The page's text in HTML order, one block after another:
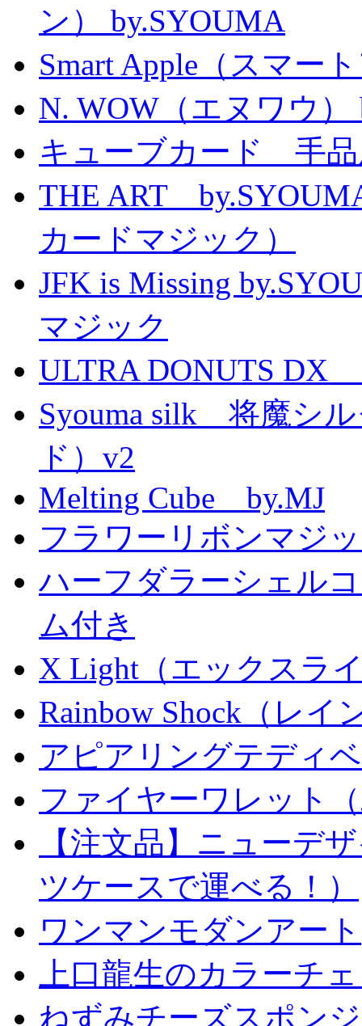
ン） by.SYOUMA
Smart Apple（スマー
N. WOW（エヌワウ）
キューブカード 手
THE ART
カードマジック）
JFK is Missing
マジック
ULTRA DONUTS DX
Syouma silk 将魔シ
ド）v2
Melting Cube by.MJ
フラワーリボンマジ
ハーフダラーシェル
ム付き
X Light（エックスラ
Rainbow Shock（レイ
アピアリングテディ
ファイヤーワレット
【注文品】ニューデ
ツケースで運べる！）
ワンマンモダンアート
上口龍生のカラーチ
ねずみチーズスポンジ